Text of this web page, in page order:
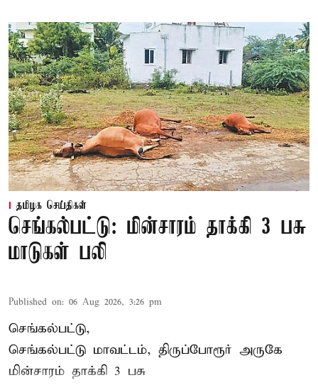
தமிழக செய்திகள்
செங்கல்பட்டு: மின்சாரம் தாக்கி 3 பசு
மாடுகள் பலி
Published on: 06 Aug 2026, 3:26 pm
செங்கல்பட்டு,
செங்கல்பட்டு மாவட்டம், திருப்போரூர் அருகே
மின்சாரம் தாக்கி 3 பசு